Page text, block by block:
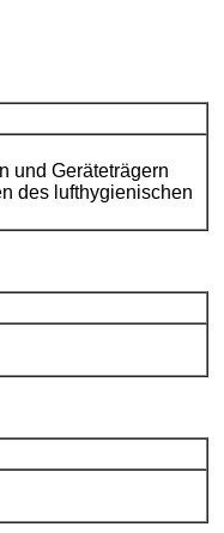
und Geräteträgern
des lufthygienischen